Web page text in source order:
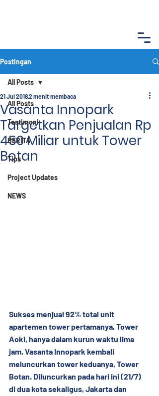
Postingan
All Posts
Testimoni
BERITA
Tips
Project Updates
NEWS
All Posts
Vasanta Innopark
Targetkan Penjualan Rp
450 Miliar untuk Tower
Botan
21 Jul 20182 menit membaca
Sukses menjual 92% total unit
apartemen tower pertamanya, Tower
Aoki, hanya dalam kurun waktu lima
jam, Vasanta Innopark kembali
meluncurkan tower keduanya, Tower
Botan. Diluncurkan pada hari ini (21/7)
di dua kota sekaligus, Jakarta dan